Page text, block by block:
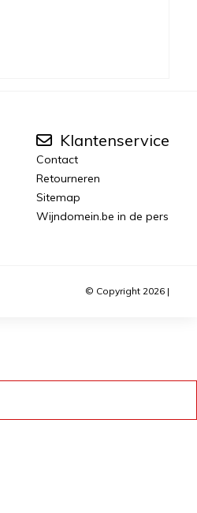
Klantenservice
Contact
Retourneren
Sitemap
Wijndomein.be in de pers
© Copyright 2026 |